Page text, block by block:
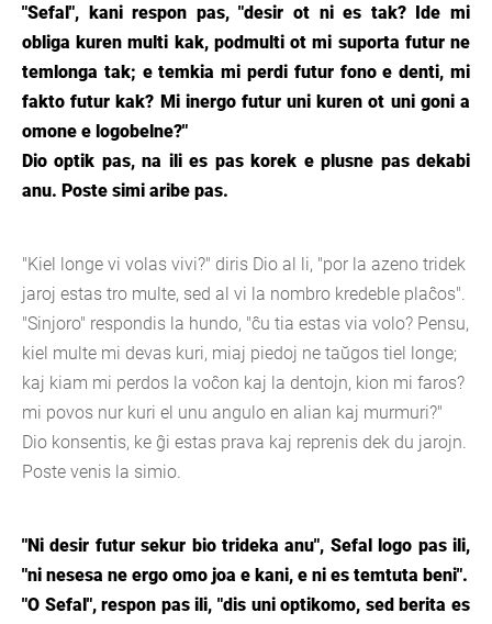
"Sefal", kani respon pas, "desir ot ni es tak? Ide mi
obliga kuren multi kak, podmulti ot mi suporta futur ne
temlonga tak; e temkia mi perdi futur fono e denti, mi
fakto futur kak? Mi inergo futur uni kuren ot uni goni a
omone e logobelne?"
Dio optik pas, na ili es pas korek e plusne pas dekabi
anu. Poste simi aribe pas.
"Kiel longe vi volas vivi?" diris Dio al li, "por la azeno tridek
jaroj estas tro multe, sed al vi la nombro kredeble plaĉos".
"Sinjoro" respondis la hundo, "ĉu tia estas via volo? Pensu,
kiel multe mi devas kuri, miaj piedoj ne taŭgos tiel longe;
kaj kiam mi perdos la voĉon kaj la dentojn, kion mi faros?
mi povos nur kuri el unu angulo en alian kaj murmuri?"
Dio konsentis, ke ĝi estas prava kaj reprenis dek du jarojn.
Poste venis la simio.
"Ni desir futur sekur bio trideka anu", Sefal logo pas ili,
"ni nesesa ne ergo omo joa e kani, e ni es temtuta beni".
"O Sefal", respon pas ili, "dis uni optikomo, sed berita es